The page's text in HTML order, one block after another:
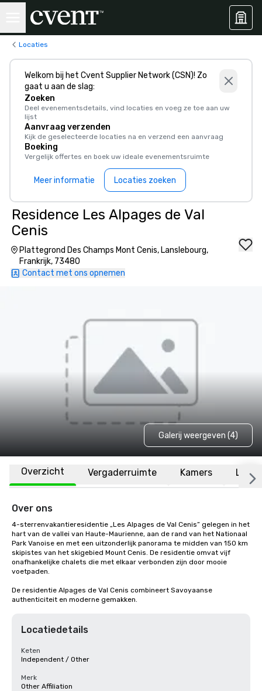
Locaties
Welkom bij het Cvent Supplier Network (CSN)! Zo
gaat u aan de slag:
Zoeken
Deel evenementsdetails, vind locaties en voeg ze toe aan uw
lijst
Aanvraag verzenden
Kijk de geselecteerde locaties na en verzend een aanvraag
Boeking
Vergelijk offertes en boek uw ideale evenementsruimte
Meer informatie Locaties zoeken
Residence Les Alpages de Val
Cenis
Plattegrond Des Champs Mont Cenis, Lanslebourg,
Frankrijk, 73480
Contact met ons opnemen
Galerij weergeven (4)
Overzicht Vergaderruimte Kamers
Over ons
4-sterrenvakantieresidentie „Les Alpages de Val Cenis” gelegen in het
hart van de vallei van Haute-Maurienne, aan de rand van het Nationaal
Park Vanoise en met een uitzonderlijk panorama te midden van 150 km
skipistes van het skigebied Mount Cenis. De residentie omvat vijf
onafhankelijke chalets die met elkaar verbonden zijn door mooie
voetpaden.
De residentie Alpages de Val Cenis combineert Savoyaanse
authenticiteit en moderne gemakken.
Locatiedetails
Keten
Independent / Other
Merk
Other Affiliation